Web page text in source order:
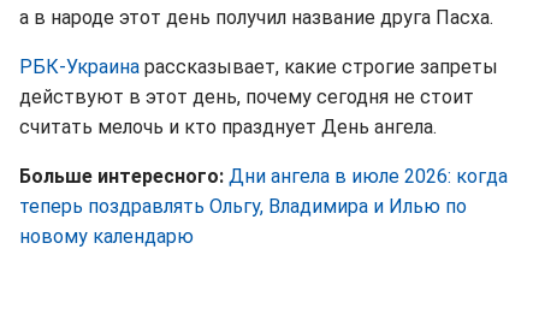
а в народе этот день получил название друга Пасха.
РБК-Украина рассказывает, какие строгие запреты
действуют в этот день, почему сегодня не стоит
считать мелочь и кто празднует День ангела.
Больше интересного: Дни ангела в июле 2026: когда
теперь поздравлять Ольгу, Владимира и Илью по
новому календарю